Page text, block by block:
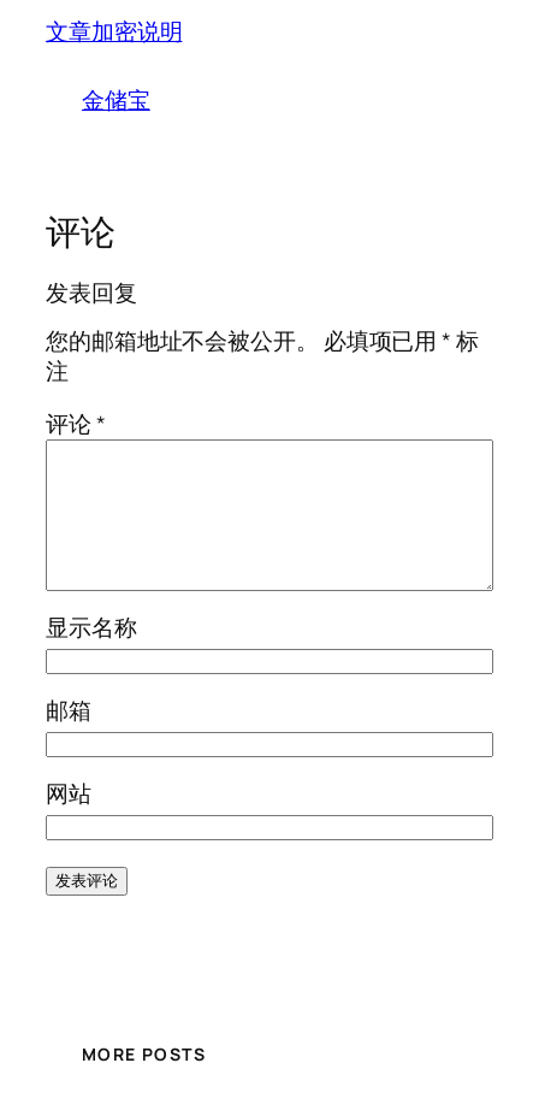
文章加密说明
金储宝
评论
发表回复
您的邮箱地址不会被公开。
必填项已用*标
注
评论*
显示名称
邮箱
网站
MORE POSTS